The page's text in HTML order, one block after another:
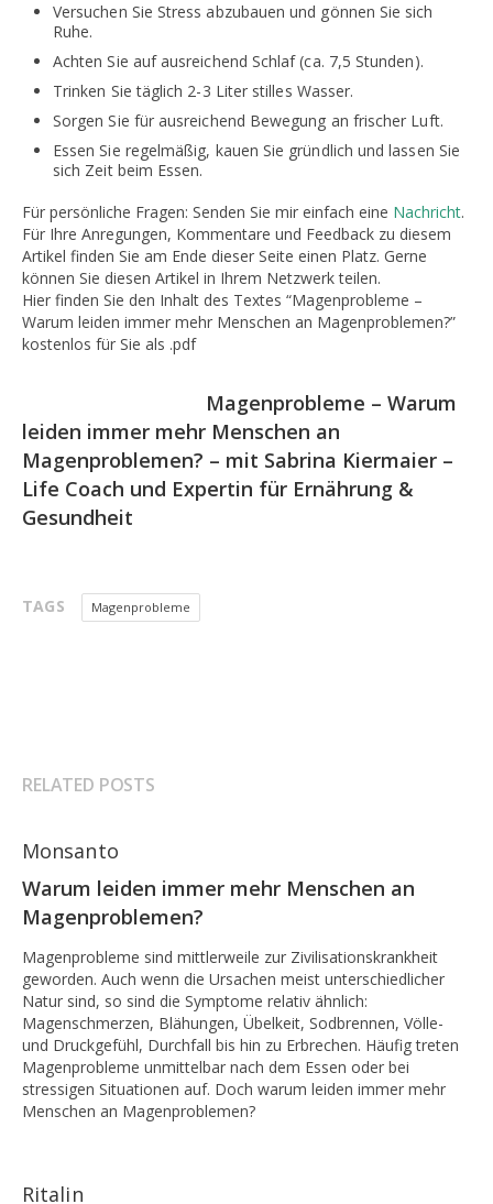
Versuchen Sie Stress abzubauen und gönnen Sie sich
Ruhe.
Achten Sie auf ausreichend Schlaf (ca. 7,5 Stunden).
Trinken Sie täglich 2-3 Liter stilles Wasser.
Sorgen Sie für ausreichend Bewegung an frischer Luft.
Essen Sie regelmäßig, kauen Sie gründlich und lassen Sie
sich Zeit beim Essen.
Für persönliche Fragen: Senden Sie mir einfach eine Nachricht.
Für Ihre Anregungen, Kommentare und Feedback zu diesem
Artikel finden Sie am Ende dieser Seite einen Platz. Gerne
können Sie diesen Artikel in Ihrem Netzwerk teilen.
Hier finden Sie den Inhalt des Textes “Magenprobleme –
Warum leiden immer mehr Menschen an Magenproblemen?”
kostenlos für Sie als .pdf
Magenprobleme – Warum
leiden immer mehr Menschen an
Magenproblemen? – mit Sabrina Kiermaier –
Life Coach und Expertin für Ernährung &
Gesundheit
TAGS Magenprobleme
RELATED POSTS
Monsanto
Warum leiden immer mehr Menschen an
Magenproblemen?
Magenprobleme sind mittlerweile zur Zivilisationskrankheit
geworden. Auch wenn die Ursachen meist unterschiedlicher
Natur sind, so sind die Symptome relativ ähnlich:
Magenschmerzen, Blähungen, Übelkeit, Sodbrennen, Völle-
und Druckgefühl, Durchfall bis hin zu Erbrechen. Häufig treten
Magenprobleme unmittelbar nach dem Essen oder bei
stressigen Situationen auf. Doch warum leiden immer mehr
Menschen an Magenproblemen?
Ritalin